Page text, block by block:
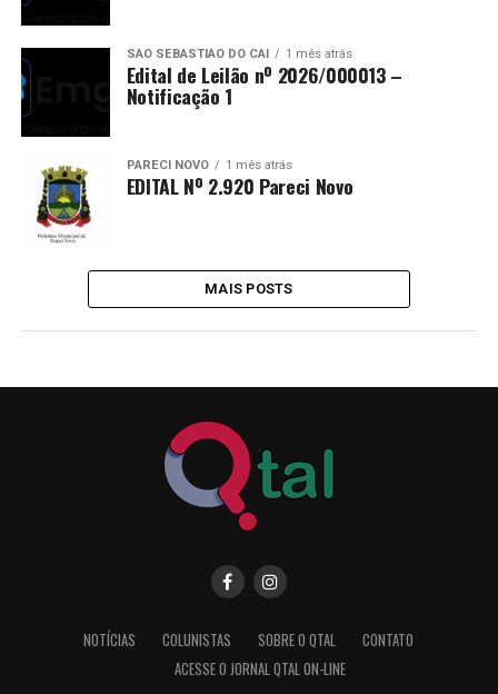
SÃO SEBASTIÃO DO CAÍ 1 mês atrás
Edital de Leilão nº 2026/000013 –
Notificação 1
PARECI NOVO 1 mês atrás
EDITAL Nº 2.920 Pareci Novo
MAIS POSTS
NOTÍCIAS COLUNISTAS SOBRE O QTAL
CONTATO
ACESSE O JORNAL QTAL ON-LINE